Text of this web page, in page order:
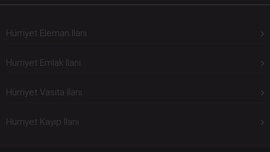
Hürriyet Eleman İlanı
Hürriyet Emlak İlanı
Hürriyet Vasıta İlanı
Hürriyet Kayıp İlanı